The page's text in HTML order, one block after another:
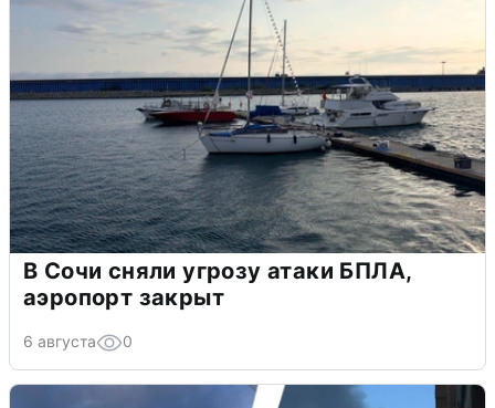
В Сочи сняли угрозу атаки БПЛА,
аэропорт закрыт
6 августа 0